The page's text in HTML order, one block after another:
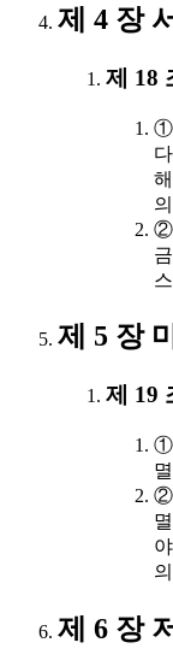
제 4 장
제 18
①
②
제 5 장
제 19
①
②
제 6 장